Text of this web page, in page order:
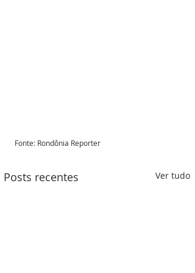
Fonte: Rondônia Reporter
Posts recentes Ver tudo